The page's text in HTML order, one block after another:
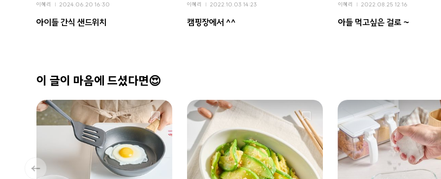
이혜리 2024.06.20 16:30
아이들 간식 샌드위치
이혜리 2022.10.03 14:23
캠핑장에서 ^^
이혜리 2022.08.25 12:16
아들 먹고싶은 걸로 ~
이 글이 마음에 드셨다면😍